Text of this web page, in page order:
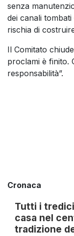
senza
dei canali
rischia di
Il Comitato
proclami è finito.
responsabilità”.
Cronaca
Tutti i
casa nel
tradizione